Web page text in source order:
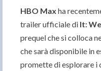
HBO Max ha
trailer ufficiale di It:
prequel che si colloca
che sarà disponibile in
promette di esplorare i